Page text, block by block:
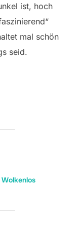
ist, hoch
mal schön
seid.
Wolkenlos